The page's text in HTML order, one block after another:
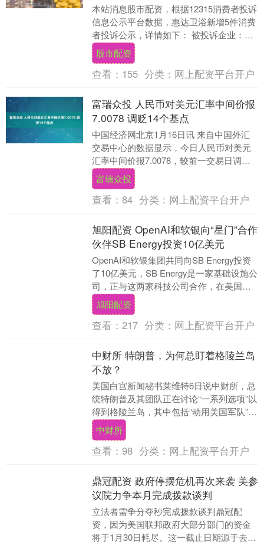
本站消息股市配资，根据12315消费者投诉
信息公示平台数据，惠达卫浴新增5件消费
者投诉公示，详情如下： 被投诉企业：惠
达卫浴股份有限公司投诉基本信息：2025
年....
股市配资
查看： 155 分类： 网上配资平台开户
富瑞众投 人民币对美元汇率中间价报
7.0078 调贬14个基点
中国经济网北京1月16日讯 来自中国外汇
交易中心的数据显示，今日人民币对美元
汇率中间价报7.0078，较前一交易日调贬
14个基点。 中国人民银行授权中国外汇交
易....
富瑞众投
查看： 84 分类： 网上配资平台开户
旭阳配资 OpenAI和软银向“星门”合作
伙伴SB Energy投资10亿美元
OpenAI和软银集团共同向SB Energy投资
了10亿美元，SB Energy是一家基础设施公
司，正与这两家科技公司合作，在美国大
规模建设数据中心，为人工智....
旭阳配资
查看： 217 分类： 网上配资平台开户
中财所 特朗普，为何总盯着格陵兰岛
不放？
美国白宫新闻秘书莱维特6日说中财所，总
统特朗普及其团队正在讨论“一系列选项”以
得到格陵兰岛，其中包括“动用美国军队”。
特朗普曾多次扬言要得到格陵兰岛，并声
称不排....
中财所
查看： 98 分类： 网上配资平台开户
鼎冠配资 政府停摆危机再次来袭 美参
议院力争本月完成拨款谈判
立法者需争分夺秒完成拨款谈判鼎冠配
资，因为美国联邦政府大部分部门的资金
将于1月30日耗尽。这一截止日期源于去年